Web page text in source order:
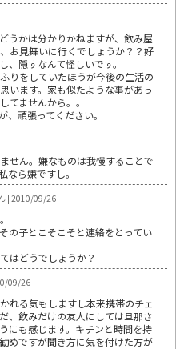
うかは分かりかねますが、飲み屋
お見舞いに行くでしょうか？？好
、隠すなんて怪しいです。
りをしていたほうが今後の生活の
います。家も似たような事があっ
てませんから。。
、頑張ってください。
せん。嫌なものは我慢することで
なら嫌ですし。
| 2010/09/26
の子とこそこそと連絡をとってい
はどうでしょうか？
09/26
れる気もしますし本来携帯のチェ
、飲みだけの友人にしては旦那さ
にも感じます。キチンと時間を持
めですが聞き方に気を付けた方が